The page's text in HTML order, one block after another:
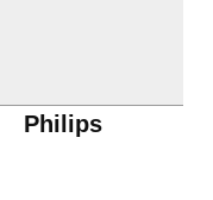
Philips